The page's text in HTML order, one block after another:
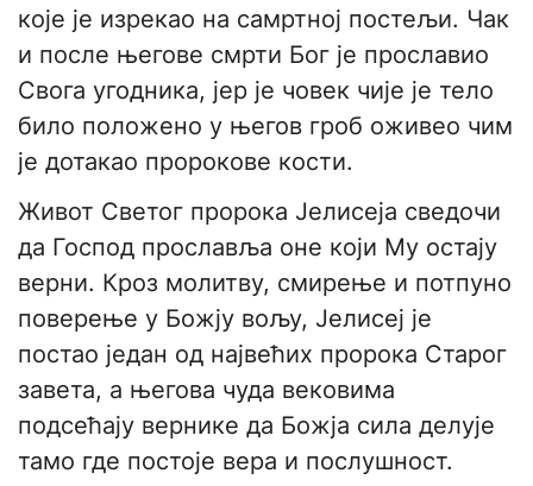
које је изрекао на самртној постељи. Чак
и после његове смрти Бог је прославио
Свога угодника, јер је човек чије је тело
било положено у његов гроб оживео чим
је дотакао пророкове кости.
Живот Светог пророка Јелисеја сведочи
да Господ прославља оне који Му остају
верни. Кроз молитву, смирење и потпуно
поверење у Божју вољу, Јелисеј је
постао један од највећих пророка Старог
завета, а његова чуда вековима
подсећају вернике да Божја сила делује
тамо где постоје вера и послушност.